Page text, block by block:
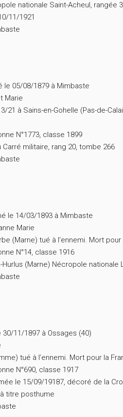
nationale Saint-Acheul, rangée
11/1921
le 05/08/1879 à Mimbaste
Marie
21 à Sains-en-Gohelle (Pas-de-
N°1773, classe 1899
Carré militaire, rang 20, tombe 266
le 14/03/1893 à Mimbaste
Marie
(Marne) tué à l’ennemi. Mort
N°14, classe 1916
Hurlus (Marne) Nécropole
30/11/1897 à Ossages (40)
tué à l’ennemi. Mort pour la
N°690, classe 1917
le 15/09/19187, décoré de la
titre posthume